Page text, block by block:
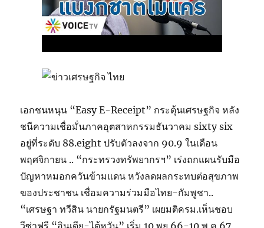
เอกชนหนุน “Easy E-Receipt” กระตุ้นเศรษฐกิจ หลัง
ชนีความเชื่อมั่นภาคอุตสาหกรรมธันวาคม sixty six
อยู่ที่ระดับ 88.eight ปรับตัวลงจาก 90.9 ในเดือน
พฤศจิกายน .. “กระทรวงทรัพยากรฯ” เร่งถกแผนรับมือ
ปัญหาหมอกควันข้ามแดน หวังลดผลกระทบต่อสุขภาพ
ของประชาชน เชื่อมความร่วมมือไทย-กัมพูชา..
“เศรษฐา ทวีสิน นายกรัฐมนตรี” เผยมติครม.เห็นชอบ
วีซ่าฟรี “อินเดีย-ไต้หวัน” เริ่ม 10 พย.66-10 พ.ค.67